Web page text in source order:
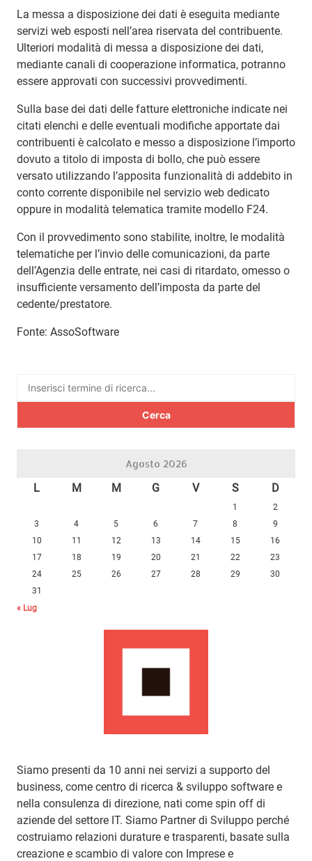
La messa a disposizione dei dati è eseguita mediante
servizi web esposti nell’area riservata del contribuente.
Ulteriori modalità di messa a disposizione dei dati,
mediante canali di cooperazione informatica, potranno
essere approvati con successivi provvedimenti.
Sulla base dei dati delle fatture elettroniche indicate nei
citati elenchi e delle eventuali modifiche apportate dai
contribuenti è calcolato e messo a disposizione l’importo
dovuto a titolo di imposta di bollo, che può essere
versato utilizzando l’apposita funzionalità di addebito in
conto corrente disponibile nel servizio web dedicato
oppure in modalità telematica tramite modello F24.
Con il provvedimento sono stabilite, inoltre, le modalità
telematiche per l’invio delle comunicazioni, da parte
dell’Agenzia delle entrate, nei casi di ritardato, omesso o
insufficiente versamento dell’imposta da parte del
cedente/prestatore.
Fonte: AssoSoftware
Ricerca
Agosto 2026
L M M G V S D
1
2
3
4 5 6 7 8
9
10
11 12 13 14 15
16
17
18 19 20 21 22
23
24
25 26 27 28 29
30
31
« Lug
Siamo presenti da 10 anni nei servizi a supporto del
business, come centro di ricerca & sviluppo software e
nella consulenza di direzione, nati come spin off di
aziende del settore IT. Siamo Partner di Sviluppo perché
costruiamo relazioni durature e trasparenti, basate sulla
creazione e scambio di valore con Imprese e